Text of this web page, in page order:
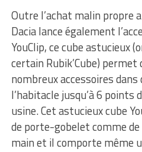
Outre l’achat malin propre
Dacia lance également
YouClip, ce cube astucieux
certain Rubik’Cube)
nombreux accessoires
l’habitacle jusqu’à 6 points
usine. Cet astucieux cube
de porte-gobelet comme
main et il comporte même